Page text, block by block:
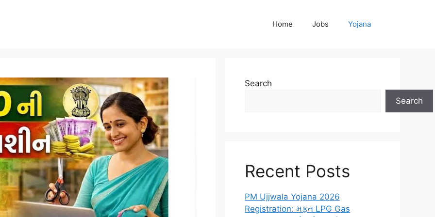
Home Jobs Yojana
Search
Search
Recent Posts
PM Ujjwala Yojana 2026
Registration: મફત LPG Gas